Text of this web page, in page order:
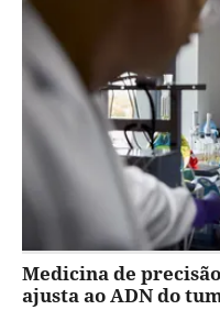
Medicina de
ajusta ao ADN do